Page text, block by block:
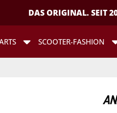
DAS ORIGINAL. SEIT
SCOOTER-FASHION